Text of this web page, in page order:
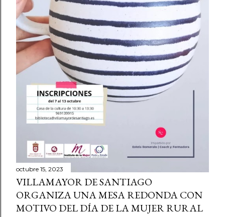
octubre 15, 2023
VILLAMAYOR DE SANTIAGO
ORGANIZA UNA MESA REDONDA CON
MOTIVO DEL DÍA DE LA MUJER RURAL